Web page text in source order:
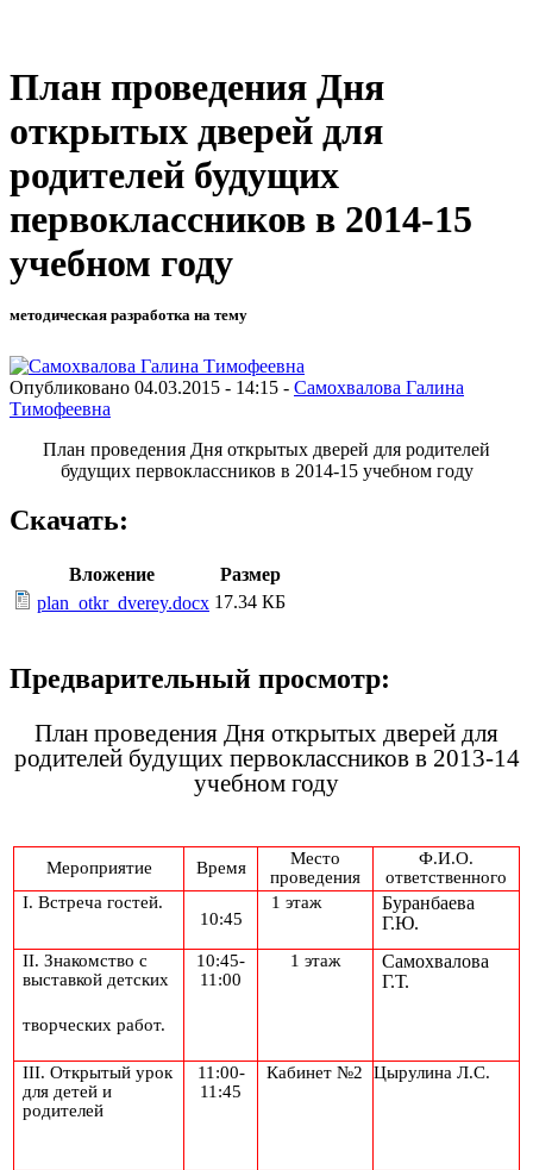
План проведения Дня
открытых дверей для
родителей будущих
первоклассников в 2014-15
учебном году
методическая разработка на тему
Опубликовано 04.03.2015 - 14:15 - Самохвалова Галина
Тимофеевна
План проведения Дня открытых дверей для родителей
будущих первоклассников в 2014-15 учебном году
Скачать:
Вложение
Размер
plan_otkr_dverey.docx 17.34 КБ
Предварительный просмотр:
План проведения Дня открытых дверей для
родителей будущих первоклассников в 2013-14
учебном году
Мероприятие Время
Место
проведения
Ф.И.О.
ответственного
I. Встреча гостей.
10:45
1 этаж
Буранбаева
Г.Ю.
II. Знакомство с
выставкой детских
творческих работ.
10:45-
11:00
1 этаж
Самохвалова
Г.Т.
III. Открытый урок
для детей и
родителей
11:00-
11:45
Кабинет №2 Цырулина Л.С.